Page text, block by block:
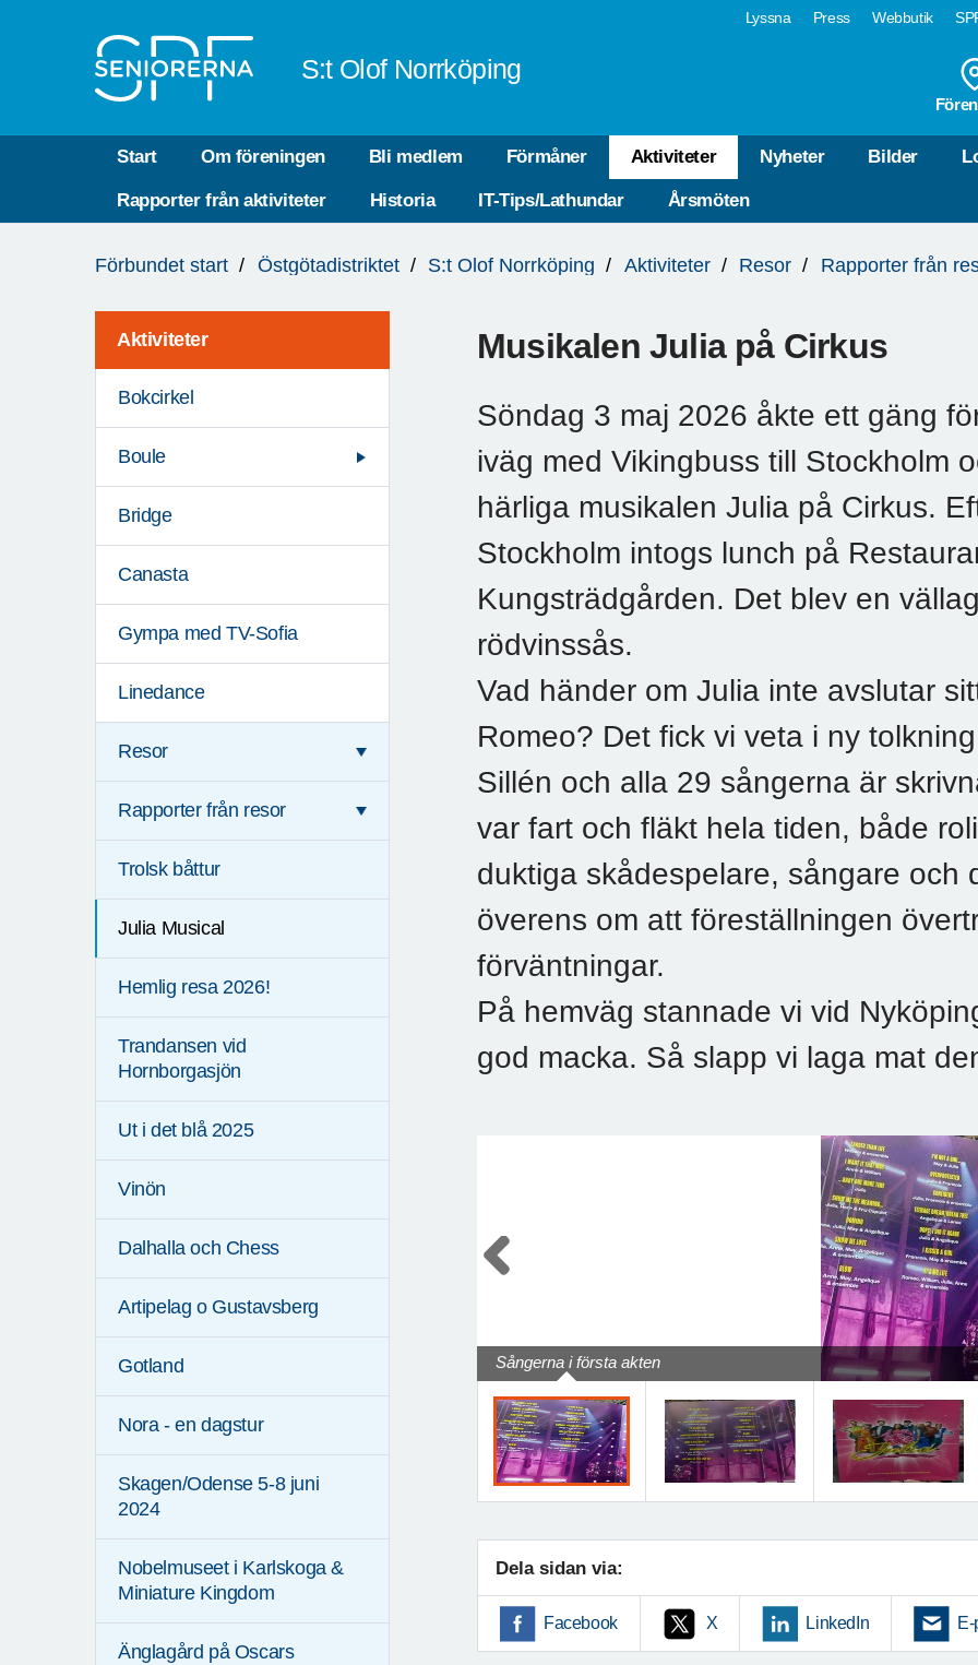
Lyssna Press Webbutik
S:t Olof Norrköping
Start Om föreningen Bli medlem Förmåner Aktiviteter Nyheter Bilder
Rapporter från aktiviteter Historia IT-Tips/Lathundar Årsmöten
är
Förbundet start Östgötadistriktet S:t Olof Norrköping Aktiviteter Resor Rapporter från
Aktiviteter
Bokcirkel
Boule
Bridge
Canasta
Gympa med TV-Sofia
Linedance
Resor
Rapporter från resor
Trolsk båttur
Julia Musical
Hemlig resa 2026!
Trandansen vid
Hornborgasjön
Ut i det blå 2025
Vinön
Dalhalla och Chess
Artipelag o Gustavsberg
Gotland
Nora - en dagstur
Skagen/Odense 5-8 juni
2024
Nobelmuseet i Karlskoga &
Miniature Kingdom
Änglagård på Oscars
Musikalen Julia på Cirkus
Söndag 3 maj 2026 åkte ett gäng
iväg med Vikingbuss till Stockholm
härliga musikalen Julia på Cirkus.
Stockholm intogs lunch på
Kungsträdgården. Det blev en
rödvinssås.
Vad händer om Julia inte avslutar
Romeo? Det fick vi veta i ny
Sillén och alla 29 sångerna är
var fart och fläkt hela tiden, både
duktiga skådespelare, sångare och
överens om att föreställningen
förväntningar.
På hemväg stannade vi vid
god macka. Så slapp vi laga mat
Sångerna i första akten
Dela sidan via:
Facebook X LinkedIn